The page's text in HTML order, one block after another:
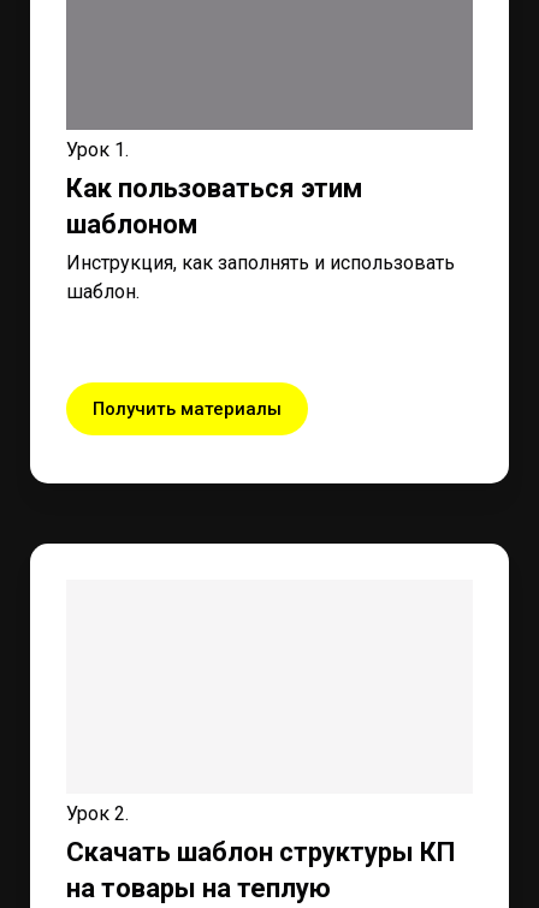
Урок 1.
Как пользоваться этим
шаблоном
Инструкция, как заполнять и использовать
шаблон.
Получить материалы
Урок 2.
Скачать шаблон структуры КП
на товары на теплую